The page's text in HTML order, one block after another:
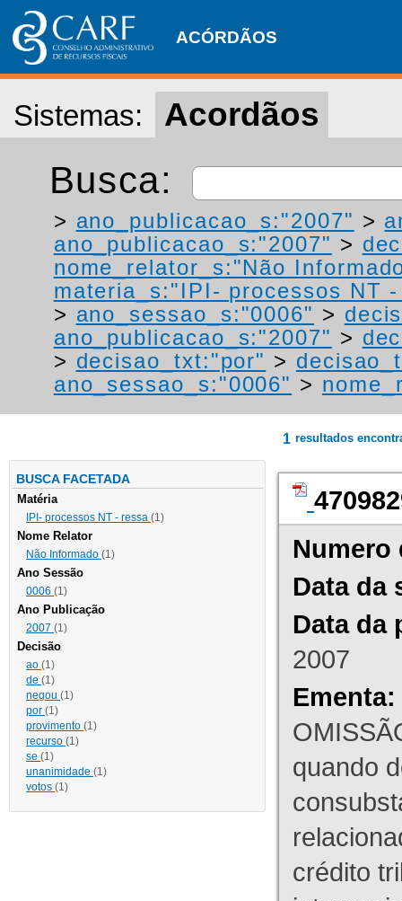
ACÓRDÃOS
Sistemas: Acordãos
Busca:
> ano_publicacao_s:"2007" >
ano_publicacao_s:"2007" >
nome_relator_s:"Não
materia_s:"IPI- processos NT
> ano_sessao_s:"0006" >
ano_publicacao_s:"2007" >
> decisao_txt:"por" >
ano_sessao_s:"0006" >
BUSCA FACETADA
Matéria
IPI- processos NT - ressa (1)
Nome Relator
Não Informado (1)
Ano Sessão
0006 (1)
Ano Publicação
2007 (1)
Decisão
ao (1)
de (1)
negou (1)
por (1)
provimento (1)
recurso (1)
se (1)
unanimidade (1)
votos (1)
1 resultados
Numero
Data da
Data da
2007
Ementa:
quando
crédito